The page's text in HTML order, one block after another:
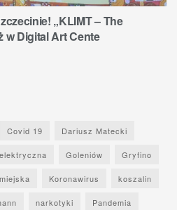
„KLIMT – The
w Digital Art Cente
Covid 19 Dariusz Matecki
Goleniów Gryfino
Koronawirus koszalin
narkotyki Pandemia